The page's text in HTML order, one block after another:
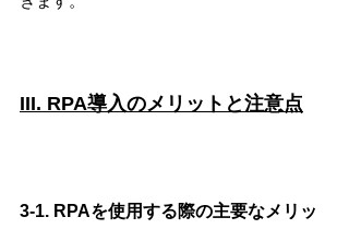
III. RPA導入のメリットと注意点
3-1. RPAを使用する際の主要なメリッ